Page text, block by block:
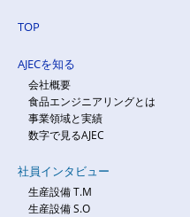
TOP
AJECを知る
会社概要
食品エンジニアリングとは
事業領域と実績
数字で見るAJEC
社員インタビュー
生産設備 T.M
生産設備 S.O